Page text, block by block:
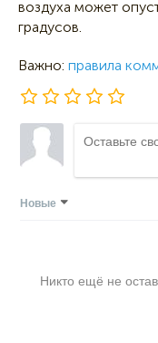
воздуха может
градусов.
Важно: правила
Новые
Никто ещё не